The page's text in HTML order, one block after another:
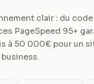
clair : du
PageSpeed 95+
à 50 000€ pour un